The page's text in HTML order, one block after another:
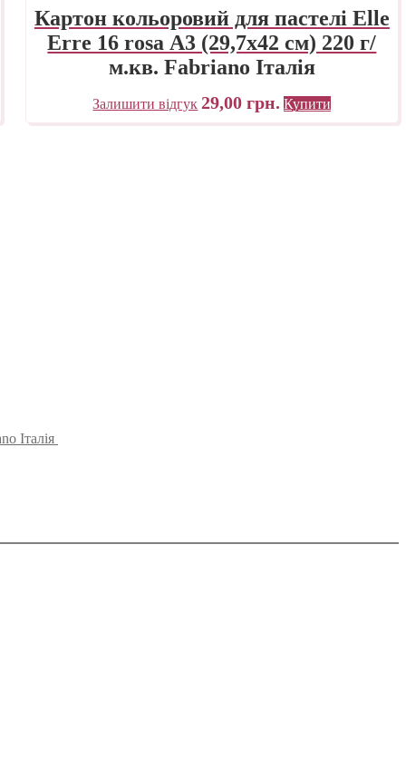
Картон кольоровий для пастелі Elle
Erre 16 rosa А3 (29,7х42 см) 220 г/
м.кв. Fabriano Італія
Залишити відгук 29,00грн. Купити
Італія